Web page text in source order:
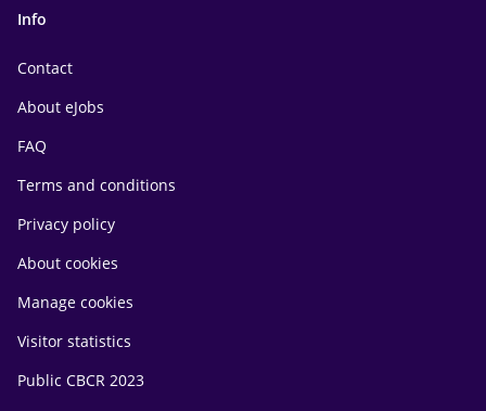
Info
Contact
About eJobs
FAQ
Terms and conditions
Privacy policy
About cookies
Manage cookies
Visitor statistics
Public CBCR 2023